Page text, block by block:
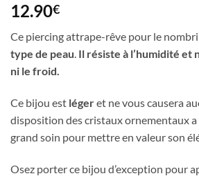
12.90€
Ce piercing attrape-rêve pour le
type de peau. Il résiste à l’humidité et
ni le froid.
Ce bijou est légeret ne vous causera
disposition des cristaux ornementaux a
grand soin pour mettre en valeur son
Osez porter ce bijou d’exception pour